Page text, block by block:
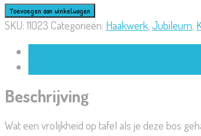
Anemoon
paars
aantal
Toevoegen aan winkelwagen
SKU: 11023 Categorieën: Haakwerk Jubileum
Beschrijving
Wat een vrolijkheid op tafel als je deze bos